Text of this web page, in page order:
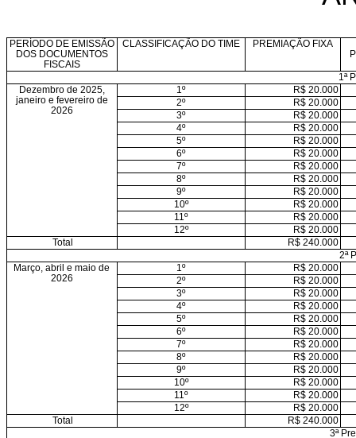
PERÍODO DE EMISSÃO
DOS DOCUMENTOS
FISCAIS
CLASSIFICAÇÃO DO TIME
PREMIAÇÃO FIXA
1ª
Dezembro de 2025,
janeiro e fevereiro de
2026
1º
R$ 20.000
2º
R$ 20.000
3º
R$ 20.000
4º
R$ 20.000
5º
R$ 20.000
6º
R$ 20.000
7º
R$ 20.000
8º
R$ 20.000
9º
R$ 20.000
10º
R$ 20.000
11º
R$ 20.000
12º
R$ 20.000
Total
R$ 240.000
2ª
Março, abril e maio de
2026
1º
R$ 20.000
2º
R$ 20.000
3º
R$ 20.000
4º
R$ 20.000
5º
R$ 20.000
6º
R$ 20.000
7º
R$ 20.000
8º
R$ 20.000
9º
R$ 20.000
10º
R$ 20.000
11º
R$ 20.000
12º
R$ 20.000
Total
R$ 240.000
3ª